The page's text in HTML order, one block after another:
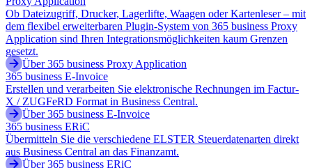
Ob Dateizugriff, Drucker, Lagerlifte, Waagen oder Kartenleser – mit
dem flexibel erweiterbaren Plugin-System von 365 business Proxy
Application sind Ihren Integrationsmöglichkeiten kaum Grenzen
gesetzt.
Über 365 business Proxy Application
365 business E-Invoice
Erstellen und verarbeiten Sie elektronische Rechnungen im Factur-
X / ZUGFeRD Format in Business Central.
Über 365 business E-Invoice
365 business ERiC
Übermitteln Sie die verschiedene ELSTER Steuerdatenarten direkt
aus Business Central an das Finanzamt.
Über 365 business ERiC